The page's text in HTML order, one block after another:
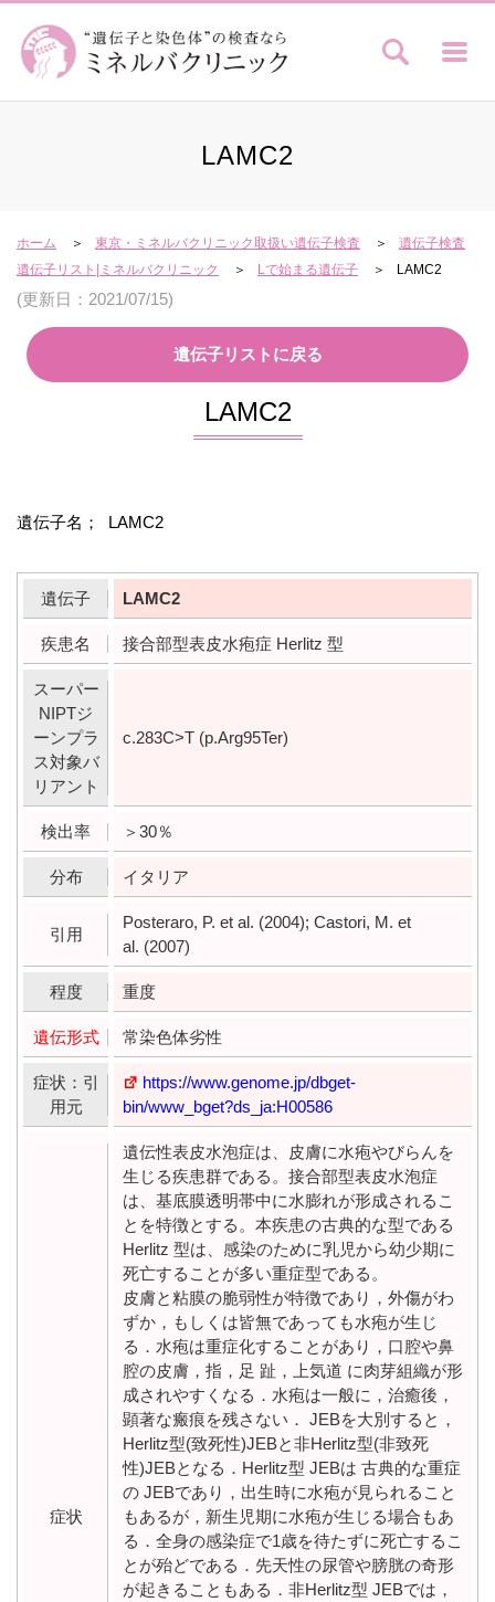
LAMC2
ホーム 東京・ミネルバクリニック取扱い遺伝子検査
遺伝子検査
遺伝子リスト|ミネルバクリニック
Lで始まる遺伝子 LAMC2
(更新日：2021/07/15)
遺伝子リストに戻る
LAMC2
遺伝子名； LAMC2
遺伝子 LAMC2
疾患名 接合部型表皮水疱症 Herlitz 型
スーパー
NIPTジ
ーンプラ
ス対象バ
リアント
c.283C>T (p.Arg95Ter)
検出率 ＞30％
分布 イタリア
引用
Posteraro, P. et al. (2004); Castori, M. et
al. (2007)
程度 重度
遺伝形式 常染色体劣性
症状：引
用元
https://www.genome.jp/dbget-
bin/www_bget?ds_ja:H00586
症状
遺伝性表皮水泡症は、皮膚に水疱やびらんを
生じる疾患群である。接合部型表皮水泡症
は、基底膜透明帯中に水膨れが形成されるこ
とを特徴とする。本疾患の古典的な型である
Herlitz 型は、感染のために乳児から幼少期に
死亡することが多い重症型である。
皮膚と粘膜の脆弱性が特徴であり，外傷がわ
ずか，もしくは皆無であっても水疱が生じ
る．水疱は重症化することがあり，口腔や鼻
腔の皮膚，指，足 趾，上気道 に肉芽組織が形
成されやすくなる．水疱は一般に，治癒後，
顕著な瘢痕を残さない． JEBを大別すると，
Herlitz型(致死性)JEBと非Herlitz型(非致死
性)JEBとなる．Herlitz型 JEBは 古典的な重症
の JEBであり，出生時に水疱が見られること
もあるが，新生児期に水疱が生じる場合もあ
る．全身の感染症で1歳を待たずに死亡するこ
とが殆どである．先天性の尿管や膀胱の奇形
が起きることもある．非Herlitz型 JEBでは，